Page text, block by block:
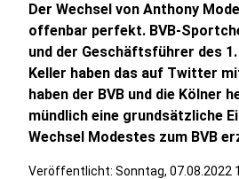
Der Wechsel von Anthony
offenbar perfekt. BVB-
und der Geschäftsführer des
Keller haben das auf Twitter
haben der BVB und die Kölner
mündlich eine grundsätzliche
Wechsel Modestes zum BVB
Veröffentlicht: Sonntag, 07.08.2022